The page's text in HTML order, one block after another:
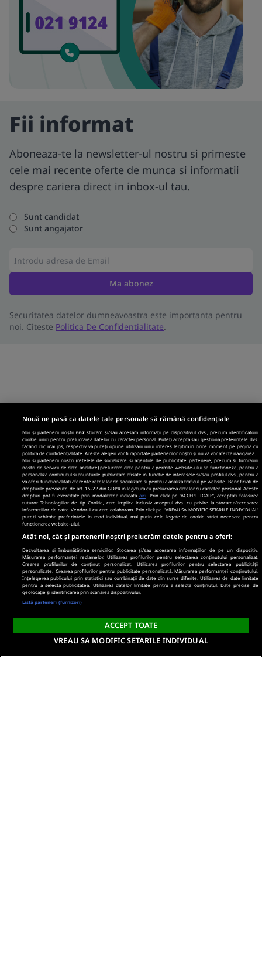
Fii informat
Aboneaza-te la newsletter-ul nostru si primeste
cele mai recente oferte de munca si informatii
despre cariera direct in inbox-ul tau.
Sunt candidat
Sunt angajator
Ma abonez
Securitatea datelor dumneavoastra este importanta pentru
noi. Citeste Politica De Confidentialitate.
Nouă ne pasă ca datele tale personale să rămână confidențiale
Noi și partenerii noștri667 stocăm și/sau accesăm informații pe dispozitivul dvs., precum identificatorii
cookie unici pentru prelucrarea datelor cu caracter personal. Puteți accepta sau gestiona preferințele dvs.
făcând clic mai jos, respectiv vă puteți opune utilizării unui interes legitim în orice moment pe pagina cu
politica de confidențialitate. Aceste alegeri vor fi raportate partenerilor noștri și nu vă vor afecta navigarea.
Noi si partenerii nostri (retelele de socializare si agentiile de publicitate partenere, precum si furnizorii
nostri de servicii de date analitice) prelucram date pentru a permite website-ului sa functioneze, pentru a
personaliza continutul si anunturile publicitare afisate in functie de interesele si/sau profilul dvs., pentru a
va oferi functionalitati aferente retelelor de socializare si pentru a analiza traficul pe website. Beneficiati de
drepturile prevazute de art. 15-22 din GDPR in legatura cu prelucrarea datelor cu caracter personal. Aceste
drepturi pot fi exercitate prin modalitatea indicata aici . Prin click pe “ACCEPT TOATE”, acceptati folosirea
tuturor Tehnologiilor de tip Cookie, care implica inclusiv acceptul dvs. cu privire la stocarea/accesarea
informatiilor de catre Vendor-ii cu care colaboram. Prin click pe “VREAU SA MODIFIC SETARILE INDIVIDUAL”
puteti schimba preferintele in mod individual, mai putin cele legate de cookie strict necesare pentru
functionarea website-ului.
Atât noi, cât și partenerii noștri prelucrăm datele pentru a oferi:
Dezvoltarea și îmbunătățirea serviciilor. Stocarea și/sau accesarea informațiilor de pe un dispozitiv.
Măsurarea performanței reclamelor. Utilizarea profilurilor pentru selectarea conținutului personalizat.
Crearea profilurilor de conținut personalizat. Utilizarea profilurilor pentru selectarea publicității
personalizate. Crearea profilurilor pentru publicitate personalizată. Măsurarea performanței conținutului.
Înțelegerea publicului prin statistici sau combinații de date din surse diferite. Utilizarea de date limitate
pentru a selecta publicitatea. Utilizarea datelor limitate pentru a selecta conținutul. Date precise de
geolocație și identificarea prin scanarea dispozitivului.
Listă parteneri (furnizori)
ACCEPT TOATE
VREAU SA MODIFIC SETARILE INDIVIDUAL